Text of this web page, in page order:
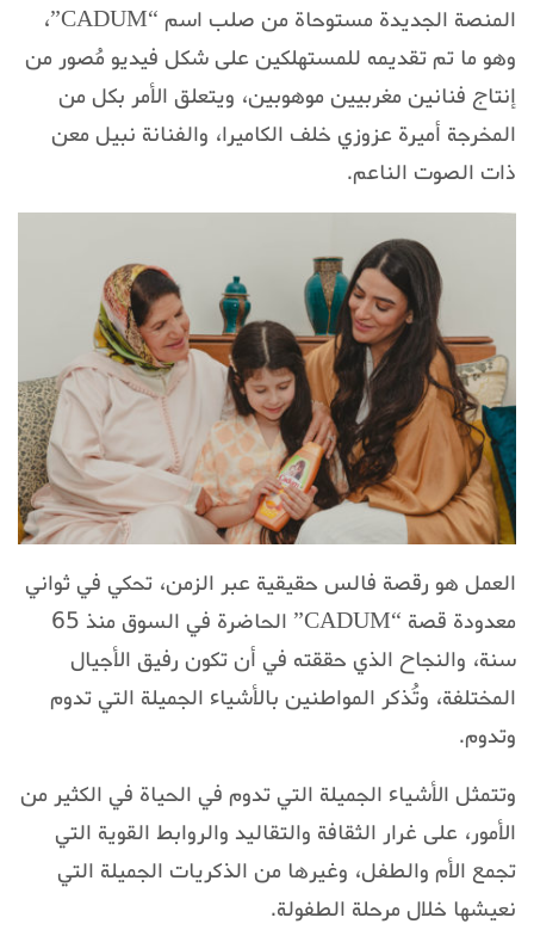
المنصة الجديدة مستوحاة من صلب اسم “CADUM”،
وهو ما تم تقديمه للمستهلكين على شكل فيديو مُصور من
إنتاج فنانين مغربيين موهوبين، ويتعلق الأمر بكل من
المخرجة أميرة عزوزي خلف الكاميرا، والفنانة نبيل معن
ذات الصوت الناعم.
العمل هو رقصة فالس حقيقية عبر الزمن، تحكي في ثواني
معدودة قصة “CADUM” الحاضرة في السوق منذ 65
سنة، والنجاح الذي حققته في أن تكون رفيق الأجيال
المختلفة، وتُذكر المواطنين بالأشياء الجميلة التي تدوم
وتدوم.
وتتمثل الأشياء الجميلة التي تدوم في الحياة في الكثير من
الأمور، على غرار الثقافة والتقاليد والروابط القوية التي
تجمع الأم والطفل، وغيرها من الذكريات الجميلة التي
نعيشها خلال مرحلة الطفولة.